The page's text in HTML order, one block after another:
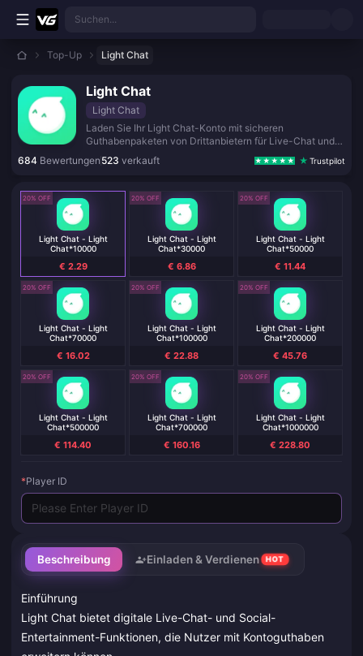
Zum Hauptinhalt springen
Suchen...
Top-Up Light Chat
Light Chat
Light Chat
Laden Sie Ihr Light Chat-Konto mit sicheren
Guthabenpaketen von Drittanbietern für Live-Chat und
soziale Unterhaltung auf.
684 Bewertungen 523 verkauft Trustpilot
Beschreibung Einladen & Verdienen HOT
Einführung
Light Chat bietet digitale Live-Chat- und Social-
Entertainment-Funktionen, die Nutzer mit Kontoguthaben
20% OFF
Light Chat - Light
Chat*10000
€ 2.29
20% OFF
Light Chat - Light
Chat*30000
€ 6.86
20% OFF
Light Chat - Light
Chat*50000
€ 11.44
20% OFF
Light Chat - Light
Chat*70000
€ 16.02
20% OFF
Light Chat - Light
Chat*100000
€ 22.88
20% OFF
Light Chat - Light
Chat*200000
€ 45.76
20% OFF
Light Chat - Light
Chat*500000
€ 114.40
20% OFF
Light Chat - Light
Chat*700000
€ 160.16
20% OFF
Light Chat - Light
Chat*1000000
€ 228.80
*Player ID